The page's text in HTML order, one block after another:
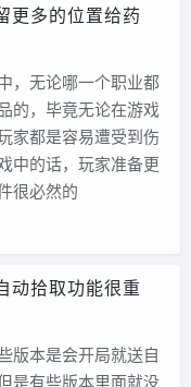
更多的位置给药
，无论哪一个职业都
的，毕竟无论在游戏
家都是容易遭受到伤
中的话，玩家准备更
很必然的
动拾取功能很重
版本是会开局就送自
是有些版本里面就没